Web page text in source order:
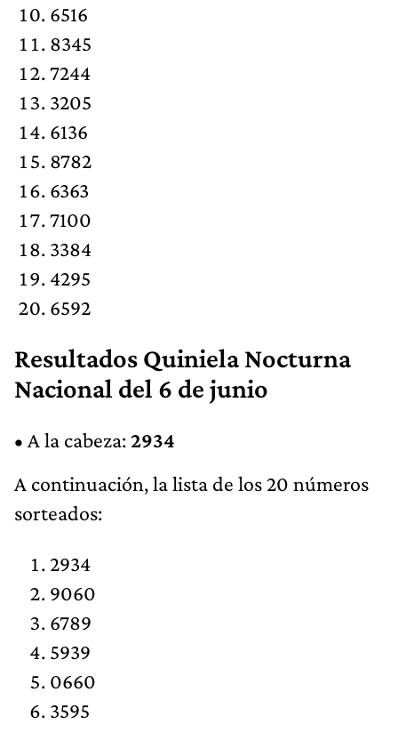
6516
8345
7244
3205
6136
8782
6363
7100
3384
4295
6592
Resultados Quiniela Nocturna
Nacional del 6 de junio
• A la cabeza:2934
A continuación, la lista de los 20 números
sorteados:
2934
9060
6789
5939
0660
3595